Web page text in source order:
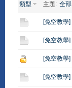
類型 主題: 全部
[免空教學]
[免空教學]
[免空教學]
[免空教學]